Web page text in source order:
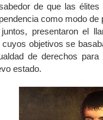
de que las
como modo
presentaron el
objetivos se
de derechos
estado.